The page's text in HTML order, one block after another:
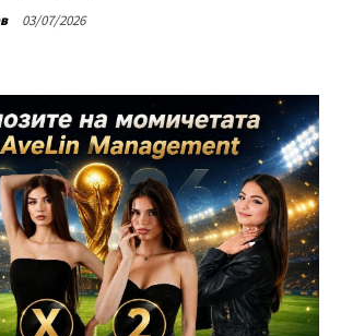
03/07/2026